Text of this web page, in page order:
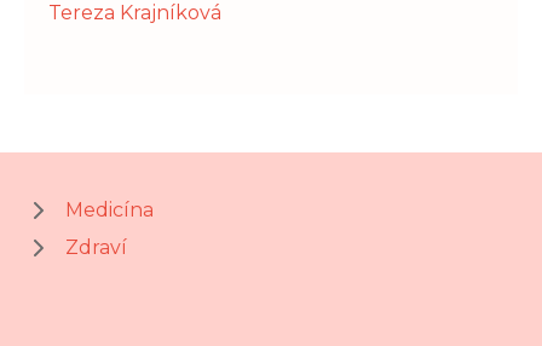
Tereza Krajníková
Medicína
Zdraví